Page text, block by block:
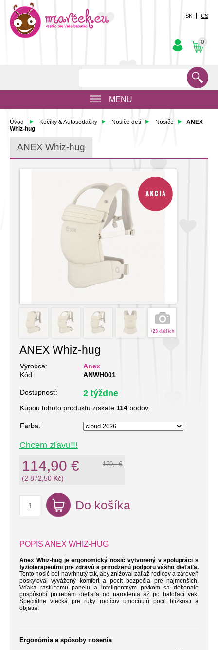
0
SK CS
MENU
Úvod Kočíky & Autosedačky Nosiče detí Nosiče
ANEX
Whiz-hug
ANEX Whiz-hug
+23 ďalších
ANEX Whiz-hug
Výrobca:
Anex
Kód:
ANWH001
Dostupnosť: 2 týždne
Kúpou tohoto produktu získate 114 bodov.
Farba:
Chcem zľavu!!!
129,- €
114,90 €
(2 872,50 Kč)
Do košíka
POPIS ANEX WHIZ-HUG
Anex Whiz-hug je ergonomický nosič vytvorený v spolupráci s
fyzioterapeutmi pre zdravú a prirodzenú podporu vášho dieťaťa.
Tento nosič bol navrhnutý tak, aby znižoval záťaž rodičov a zároveň
poskytoval vyvážený komfort a pocit bezpečia pre najmenších.
Vďaka rastúcemu panelu a inteligentným prvkom sa dokonale
prispôsobí potrebám dieťaťa od narodenia až po batoľací vek.
Špeciálne vrecká pre ruky rodičov umocňujú pocit blízkosti a
objatia.
Ergonómia a spôsoby nosenia